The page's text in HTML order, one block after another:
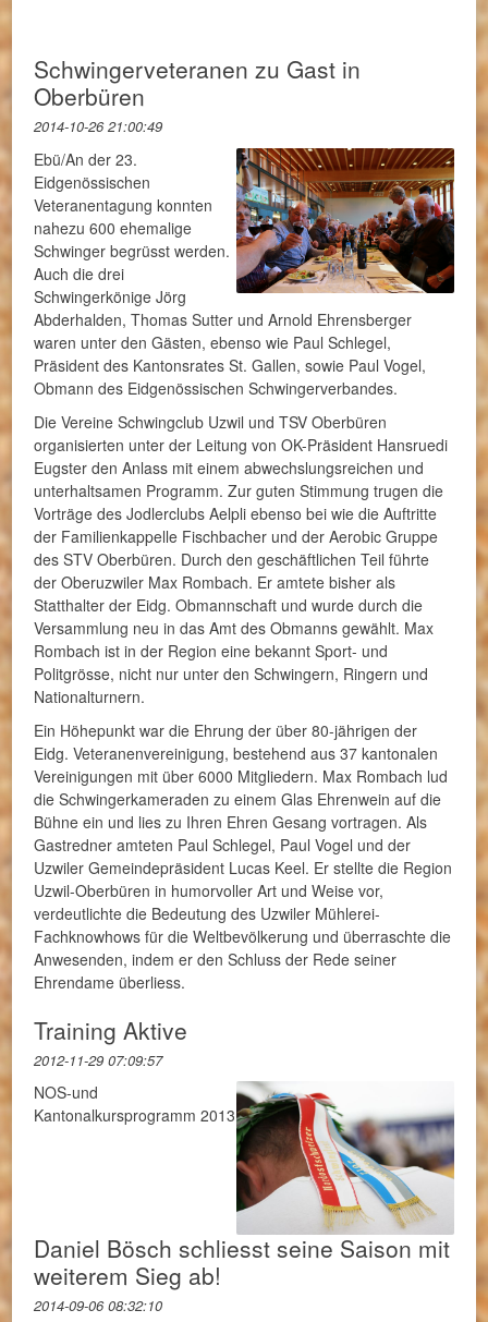
Schwingerveteranen zu Gast in
Oberbüren
2014-10-26 21:00:49
Ebü/An der 23.
Eidgenössischen
Veteranentagung konnten
nahezu 600 ehemalige
Schwinger begrüsst werden.
Auch die drei
Schwingerkönige Jörg
Abderhalden, Thomas Sutter und Arnold Ehrensberger
waren unter den Gästen, ebenso wie Paul Schlegel,
Präsident des Kantonsrates St. Gallen, sowie Paul Vogel,
Obmann des Eidgenössischen Schwingerverbandes.
Die Vereine Schwingclub Uzwil und TSV Oberbüren
organisierten unter der Leitung von OK-Präsident Hansruedi
Eugster den Anlass mit einem abwechslungsreichen und
unterhaltsamen Programm. Zur guten Stimmung trugen die
Vorträge des Jodlerclubs Aelpli ebenso bei wie die Auftritte
der Familienkappelle Fischbacher und der Aerobic Gruppe
des STV Oberbüren. Durch den geschäftlichen Teil führte
der Oberuzwiler Max Rombach. Er amtete bisher als
Statthalter der Eidg. Obmannschaft und wurde durch die
Versammlung neu in das Amt des Obmanns gewählt. Max
Rombach ist in der Region eine bekannt Sport- und
Politgrösse, nicht nur unter den Schwingern, Ringern und
Nationalturnern.
Ein Höhepunkt war die Ehrung der über 80-jährigen der
Eidg. Veteranenvereinigung, bestehend aus 37 kantonalen
Vereinigungen mit über 6000 Mitgliedern. Max Rombach lud
die Schwingerkameraden zu einem Glas Ehrenwein auf die
Bühne ein und lies zu Ihren Ehren Gesang vortragen. Als
Gastredner amteten Paul Schlegel, Paul Vogel und der
Uzwiler Gemeindepräsident Lucas Keel. Er stellte die Region
Uzwil-Oberbüren in humorvoller Art und Weise vor,
verdeutlichte die Bedeutung des Uzwiler Mühlerei-
Fachknowhows für die Weltbevölkerung und überraschte die
Anwesenden, indem er den Schluss der Rede seiner
Ehrendame überliess.
Training Aktive
2012-11-29 07:09:57
NOS-und
Kantonalkursprogramm 2013
Daniel Bösch schliesst seine Saison mit
weiterem Sieg ab!
2014-09-06 08:32:10